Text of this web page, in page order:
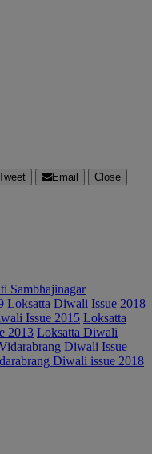
Email
Close
Sambhajinagar
Loksatta Diwali Issue 2018
Issue 2015 Loksatta
2013 Loksatta Diwali
Diwali Issue
Diwali issue 2018